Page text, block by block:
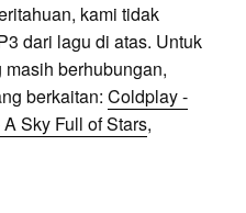
kami tidak
dari lagu di atas. Untuk
berhubungan,
berkaitan: Coldplay -
Sky Full of Stars,